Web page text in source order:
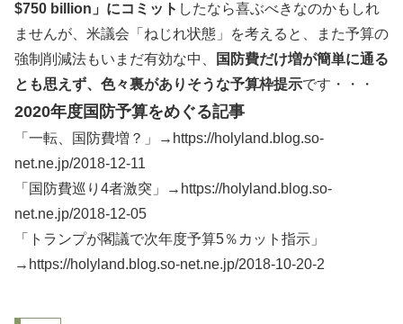
$750 billion」にコミット したなら喜ぶべきなのかもしれ
ませんが、米議会「ねじれ状態」を考えると、また予算の
強制削減法もいまだ有効な中、
国防費だけ増が簡単に通る
とも思えず、色々裏がありそうな予算枠提示です・・・
2020年度国防予算をめぐる記事
「一転、国防費増？」→https://holyland.blog.so-
net.ne.jp/2018-12-11
「国防費巡り4者激突」→https://holyland.blog.so-
net.ne.jp/2018-12-05
「トランプが閣議で次年度予算5％カット指示」
→https://holyland.blog.so-net.ne.jp/2018-10-20-2